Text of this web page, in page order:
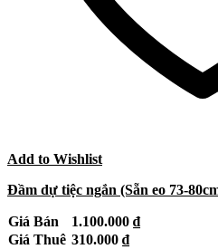
Add to Wishlist
Đầm dự tiệc ngắn (Sẵn eo 73-
Giá Bán 1.100.000 ₫
Giá Thuê 310.000 ₫